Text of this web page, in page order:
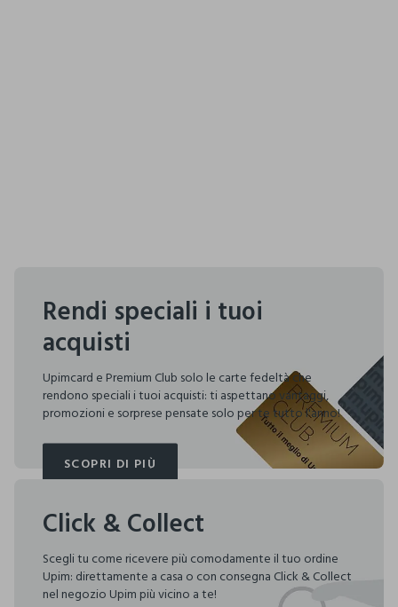
Rendi speciali i tuoi
acquisti
Upimcard e Premium Club solo le carte fedeltà che
rendono speciali i tuoi acquisti: ti aspettano vantaggi,
promozioni e sorprese pensate solo per te tutto l'anno!
SCOPRI DI PIÙ
SCOPRI DI PIÙ
Click & Collect
Scegli tu come ricevere più comodamente il tuo ordine
Upim: direttamente a casa o con consegna Click & Collect
nel negozio Upim più vicino a te!